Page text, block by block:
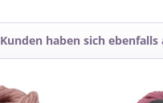
Kunden haben sich ebenfalls